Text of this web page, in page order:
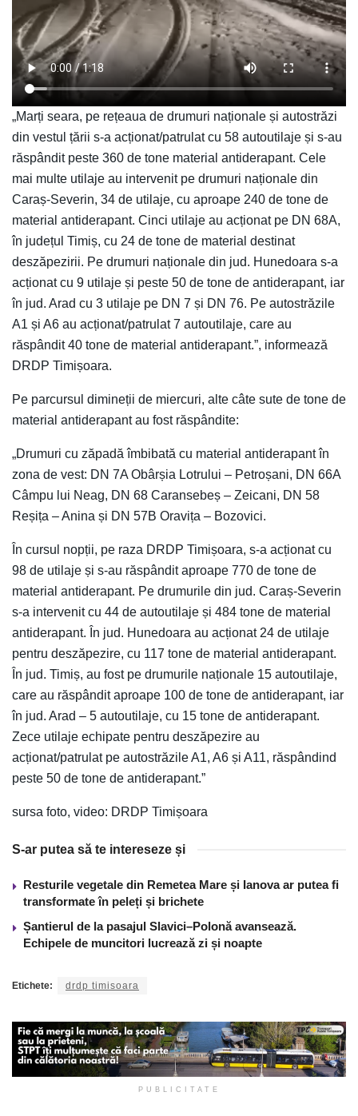
„Marți seara, pe rețeaua de drumuri naționale și autostrăzi
din vestul țării s-a acționat/patrulat cu 58 autoutilaje și s-au
răspândit peste 360 de tone material antiderapant. Cele
mai multe utilaje au intervenit pe drumuri naționale din
Caraș-Severin, 34 de utilaje, cu aproape 240 de tone de
material antiderapant. Cinci utilaje au acționat pe DN 68A,
în județul Timiș, cu 24 de tone de material destinat
deszăpezirii. Pe drumuri naționale din jud. Hunedoara s-a
acționat cu 9 utilaje și peste 50 de tone de antiderapant, iar
în jud. Arad cu 3 utilaje pe DN 7 și DN 76. Pe autostrăzile
A1 și A6 au acționat/patrulat 7 autoutilaje, care au
răspândit 40 tone de material antiderapant.”, informează
DRDP Timișoara.
Pe parcursul dimineții de miercuri, alte câte sute de tone de
material antiderapant au fost răspândite:
„Drumuri cu zăpadă îmbibată cu material antiderapant în
zona de vest: DN 7A Obârșia Lotrului – Petroșani, DN 66A
Câmpu lui Neag, DN 68 Caransebeș – Zeicani, DN 58
Reșița – Anina și DN 57B Oravița – Bozovici.
În cursul nopții, pe raza DRDP Timișoara, s-a acționat cu
98 de utilaje și s-au răspândit aproape 770 de tone de
material antiderapant. Pe drumurile din jud. Caraș-Severin
s-a intervenit cu 44 de autoutilaje și 484 tone de material
antiderapant. În jud. Hunedoara au acționat 24 de utilaje
pentru deszăpezire, cu 117 tone de material antiderapant.
În jud. Timiș, au fost pe drumurile naționale 15 autoutilaje,
care au răspândit aproape 100 de tone de antiderapant, iar
în jud. Arad – 5 autoutilaje, cu 15 tone de antiderapant.
Zece utilaje echipate pentru deszăpezire au
acționat/patrulat pe autostrăzile A1, A6 și A11, răspândind
peste 50 de tone de antiderapant.”
sursa foto, video: DRDP Timișoara
S-ar putea să te intereseze și
Resturile vegetale din Remetea Mare și Ianova ar putea fi
transformate în peleți și brichete
Șantierul de la pasajul Slavici–Polonă avansează.
Echipele de muncitori lucrează zi și noapte
Etichete: drdp timisoara
PUBLICITATE